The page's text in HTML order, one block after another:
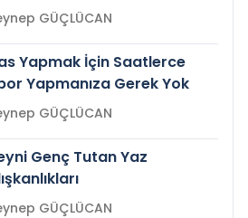
Zeynep GÜÇLÜCAN
Yapmak İçin Saatlerce
Yapmanıza Gerek Yok
Zeynep GÜÇLÜCAN
Genç Tutan Yaz
Zeynep GÜÇLÜCAN